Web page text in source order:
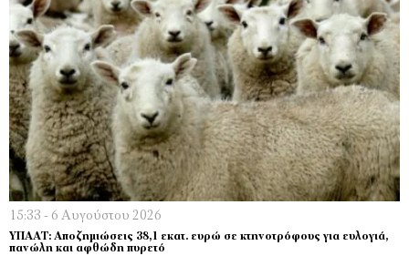
15:33 - 6 Αυγούστου 2026
ΥΠΑΑΤ: Αποζημιώσεις 38,1 εκατ. ευρώ σε κτηνοτρόφους για ευλογιά,
πανώλη και αφθώδη πυρετό